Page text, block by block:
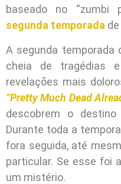
baseado no “zumbi
segunda temporada de
A segunda temporada
cheia de tragédias
revelações mais
“Pretty Much Dead
descobrem o
Durante toda a
fora seguida, até
particular. Se esse foi
um mistério.